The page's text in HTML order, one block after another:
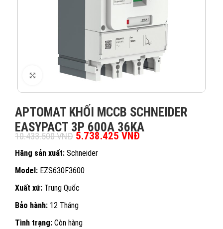
XEM ẢNH
APTOMAT KHỐI MCCB SCHNEIDER
EASYPACT 3P 600A 36KA
10.433.500VNĐ Giá gốc là: 10.433.500 VNĐ.
5.738.425 VNĐ
Hãng sản xuất: Schneider
Model: EZS630F3600
Xuất xứ: Trung Quốc
Bảo hành: 12 Tháng
Tình trạng: Còn hàng